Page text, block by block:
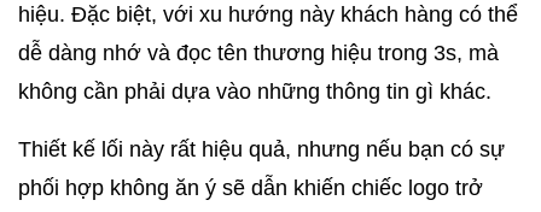
hiệu. Đặc biệt, với xu hướng này khách hàng có thể
dễ dàng nhớ và đọc tên thương hiệu trong 3s, mà
không cần phải dựa vào những thông tin gì khác.
Thiết kế lối này rất hiệu quả, nhưng nếu bạn có sự
phối hợp không ăn ý sẽ dẫn khiến chiếc logo trở